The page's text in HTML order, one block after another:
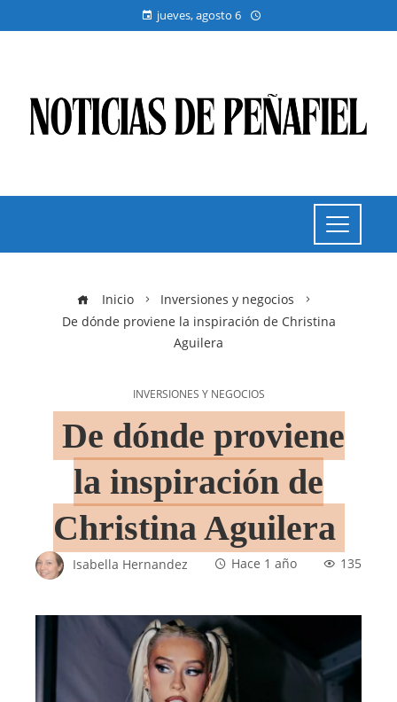
jueves, agosto 6
Inicio
Inversiones y negocios
De dónde proviene la inspiración de Christina
Aguilera
INVERSIONES Y NEGOCIOS
De dónde proviene
la inspiración de
Christina Aguilera
Isabella Hernandez Hace 1 año 135